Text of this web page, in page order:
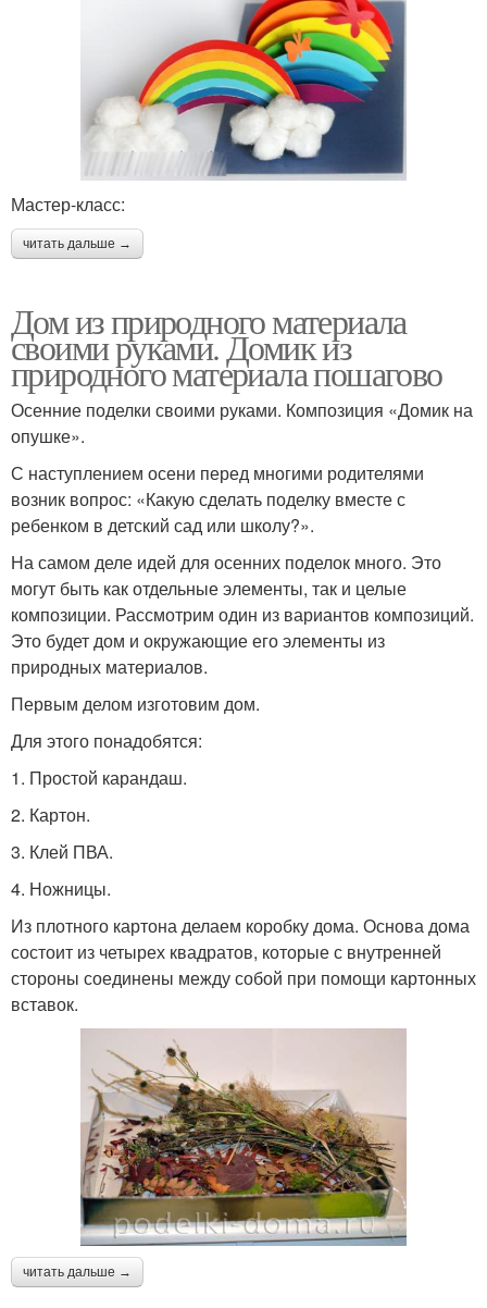
Мастер-класс:
читать дальше →
Дом из природного материала
своими руками. Домик из
природного материала пошагово
Осенние поделки своими руками. Композиция «Домик на
опушке».
С наступлением осени перед многими родителями
возник вопрос: «Какую сделать поделку вместе с
ребенком в детский сад или школу?».
На самом деле идей для осенних поделок много. Это
могут быть как отдельные элементы, так и целые
композиции. Рассмотрим один из вариантов композиций.
Это будет дом и окружающие его элементы из
природных материалов.
Первым делом изготовим дом.
Для этого понадобятся:
1. Простой карандаш.
2. Картон.
3. Клей ПВА.
4. Ножницы.
Из плотного картона делаем коробку дома. Основа дома
состоит из четырех квадратов, которые с внутренней
стороны соединены между собой при помощи картонных
вставок.
читать дальше →